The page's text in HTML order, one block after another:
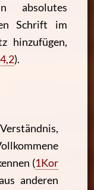
absolutes
Schrift im
hinzufügen,
).
(1Kor
anderen